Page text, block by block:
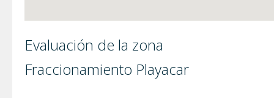
Evaluación de la zona
Fraccionamiento Playacar